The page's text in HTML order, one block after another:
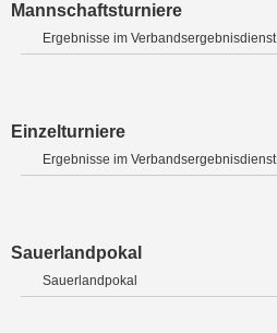
Mannschaftsturniere
Ergebnisse im Verbandsergebnisdienst
Einzelturniere
Ergebnisse im Verbandsergebnisdienst
Sauerlandpokal
Sauerlandpokal